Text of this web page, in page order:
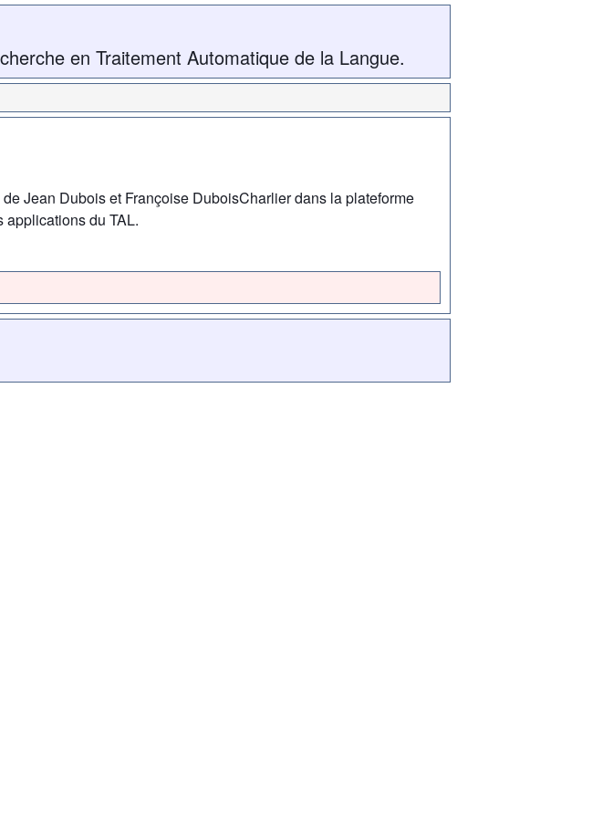
en Traitement Automatique de la Langue.
Jean Dubois et Françoise DuboisCharlier dans la plateforme
applications du TAL.